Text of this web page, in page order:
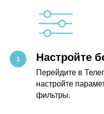
Настройте
Перейдите в
настройте
фильтры.